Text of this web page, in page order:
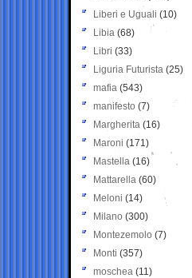
Liberi e Uguali (10)
Libia (68)
Libri (33)
Liguria Futurista (25)
mafia (543)
manifesto (7)
Margherita (16)
Maroni (171)
Mastella (16)
Mattarella (60)
Meloni (14)
Milano (300)
Montezemolo (7)
Monti (357)
moschea (11)